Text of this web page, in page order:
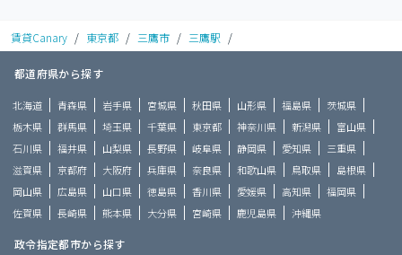
賃貸Canary / 東京都 / 三鷹市 / 三鷹駅 /
都道府県から探す
北海道 青森県 岩手県 宮城県 秋田県 山形県 福島県
茨城県
栃木県
群馬県 埼玉県 千葉県 東京都 神奈川県 新潟県
富山県
石川県
福井県 山梨県 長野県 岐阜県 静岡県 愛知県
三重県
滋賀県
京都府 大阪府 兵庫県 奈良県 和歌山県 鳥取県
島根県
岡山県
広島県 山口県 徳島県 香川県 愛媛県 高知県
福岡県
佐賀県
長崎県 熊本県 大分県 宮崎県 鹿児島県 沖縄県
政令指定都市から探す